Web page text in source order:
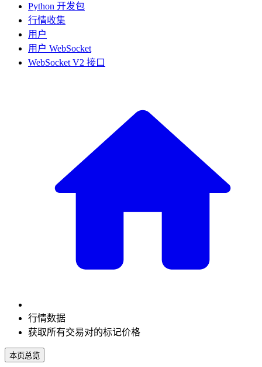
Python 开发包
行情收集
用户
用户 WebSocket
WebSocket V2 接口
行情数据
获取所有交易对的标记价格
本页总览